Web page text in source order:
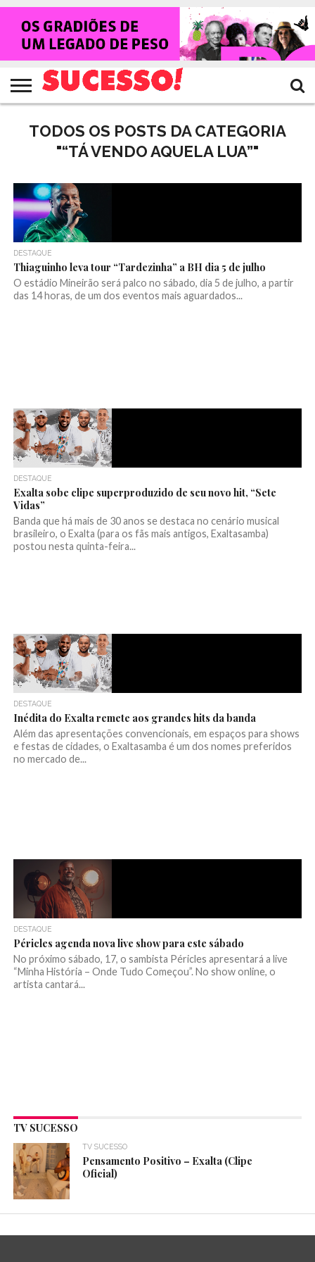
HOME
NOTÍCIAS
SHOWS
ENTREVISTAS
CLIQUES
RANKING
CROWLEY
TV
SUCESSO!
REVISTA
SUCESSO!
TODOS OS POSTS DA CATEGORIA
"“TÁ VENDO AQUELA LUA”"
DESTAQUE
Thiaguinho leva tour “Tardezinha” a BH dia 5 de julho
O estádio Mineirão será palco no sábado, dia 5 de julho, a partir
das 14 horas, de um dos eventos mais aguardados...
DESTAQUE
Exalta sobe clipe superproduzido de seu novo hit, “Sete
Vidas”
Banda que há mais de 30 anos se destaca no cenário musical
brasileiro, o Exalta (para os fãs mais antigos, Exaltasamba)
postou nesta quinta-feira...
DESTAQUE
Inédita do Exalta remete aos grandes hits da banda
Além das apresentações convencionais, em espaços para shows
e festas de cidades, o Exaltasamba é um dos nomes preferidos
no mercado de...
DESTAQUE
Péricles agenda nova live show para este sábado
No próximo sábado, 17, o sambista Péricles apresentará a live
“Minha História – Onde Tudo Começou”. No show online, o
artista cantará...
TV SUCESSO
TV SUCESSO
Pensamento Positivo – Exalta (Clipe
Oficial)